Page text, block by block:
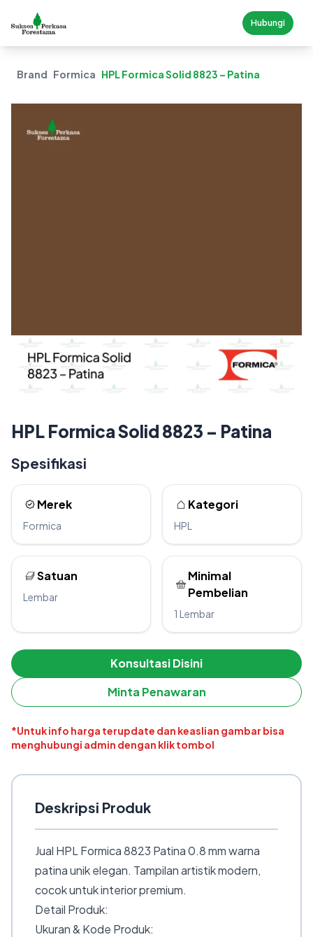
Hubungi
Brand Formica HPL Formica Solid 8823 – Patina
HPL Formica Solid 8823 – Patina
Spesifikasi
Merek
Formica
Kategori
HPL
Satuan
Lembar
Minimal
Pembelian
1 Lembar
Konsultasi Disini
Minta Penawaran
*Untuk info harga terupdate dan keaslian gambar bisa
menghubungi admin dengan klik tombol
Deskripsi Produk
Jual HPL Formica 8823 Patina 0.8 mm warna
patina unik elegan. Tampilan artistik modern,
cocok untuk interior premium.
Detail Produk:
Ukuran & Kode Produk: